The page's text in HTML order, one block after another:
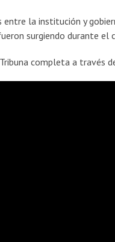
la institución y
surgiendo durante el
completa a través